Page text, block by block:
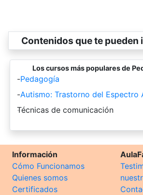
Contenidos que te pueden
Los cursos más populares de
-Pedagogía
-Autismo: Trastorno del Espectro
-
Técnicas de comunicación
Información
Cómo Funcionamos
Quienes somos
Certificados